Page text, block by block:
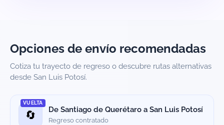
Opciones de envío recomendadas
Cotiza tu trayecto de regreso o descubre rutas alternativas
desde San Luis Potosí.
🔄
VUELTA
De Santiago de Querétaro a San Luis Potosí
Regreso contratado